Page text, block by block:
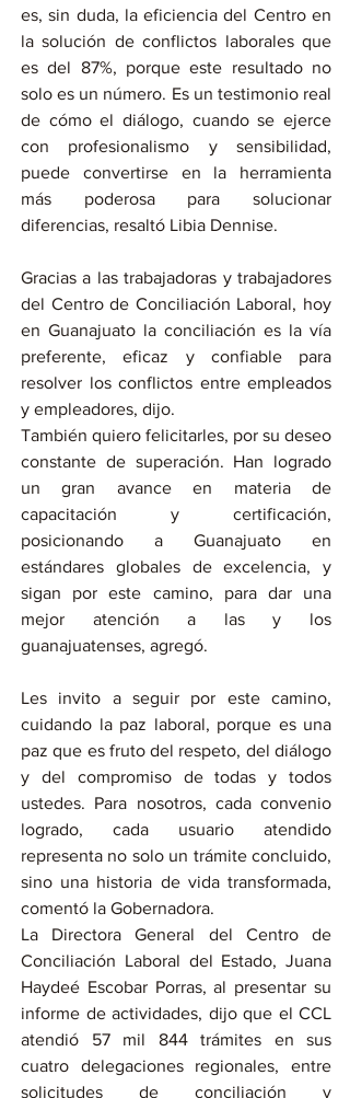
es, sin duda, la eficiencia del Centro en
la solución de conflictos laborales que
es del 87%, porque este resultado no
solo es un número. Es un testimonio real
de cómo el diálogo, cuando se ejerce
con profesionalismo y sensibilidad,
puede convertirse en la herramienta
más poderosa para solucionar
diferencias, resaltó Libia Dennise.
Gracias a las trabajadoras y trabajadores
del Centro de Conciliación Laboral, hoy
en Guanajuato la conciliación es la vía
preferente, eficaz y confiable para
resolver los conflictos entre empleados
y empleadores, dijo.
También quiero felicitarles, por su deseo
constante de superación. Han logrado
un gran avance en materia de
capacitación y certificación,
posicionando a Guanajuato en
estándares globales de excelencia, y
sigan por este camino, para dar una
mejor atención a las y los
guanajuatenses, agregó.
Les invito a seguir por este camino,
cuidando la paz laboral, porque es una
paz que es fruto del respeto, del diálogo
y del compromiso de todas y todos
ustedes. Para nosotros, cada convenio
logrado, cada usuario atendido
representa no solo un trámite concluido,
sino una historia de vida transformada,
comentó la Gobernadora.
La Directora General del Centro de
Conciliación Laboral del Estado, Juana
Haydeé Escobar Porras, al presentar su
informe de actividades, dijo que el CCL
atendió 57 mil 844 trámites en sus
cuatro delegaciones regionales, entre
solicitudes de conciliación y